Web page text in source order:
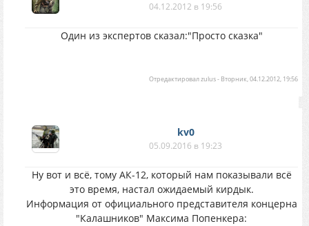
04.12.2012 в 19:56
Один из экспертов сказал:"Просто сказка"
Отредактировалzulus- Вторник, 04.12.2012, 19:56
kv0
05.09.2016 в 19:23
Ну вот и всё, тому АК-12, который нам показывали всё
это время, настал ожидаемый кирдык.
Информация от официального представителя концерна
"Калашников" Максима Попенкера: